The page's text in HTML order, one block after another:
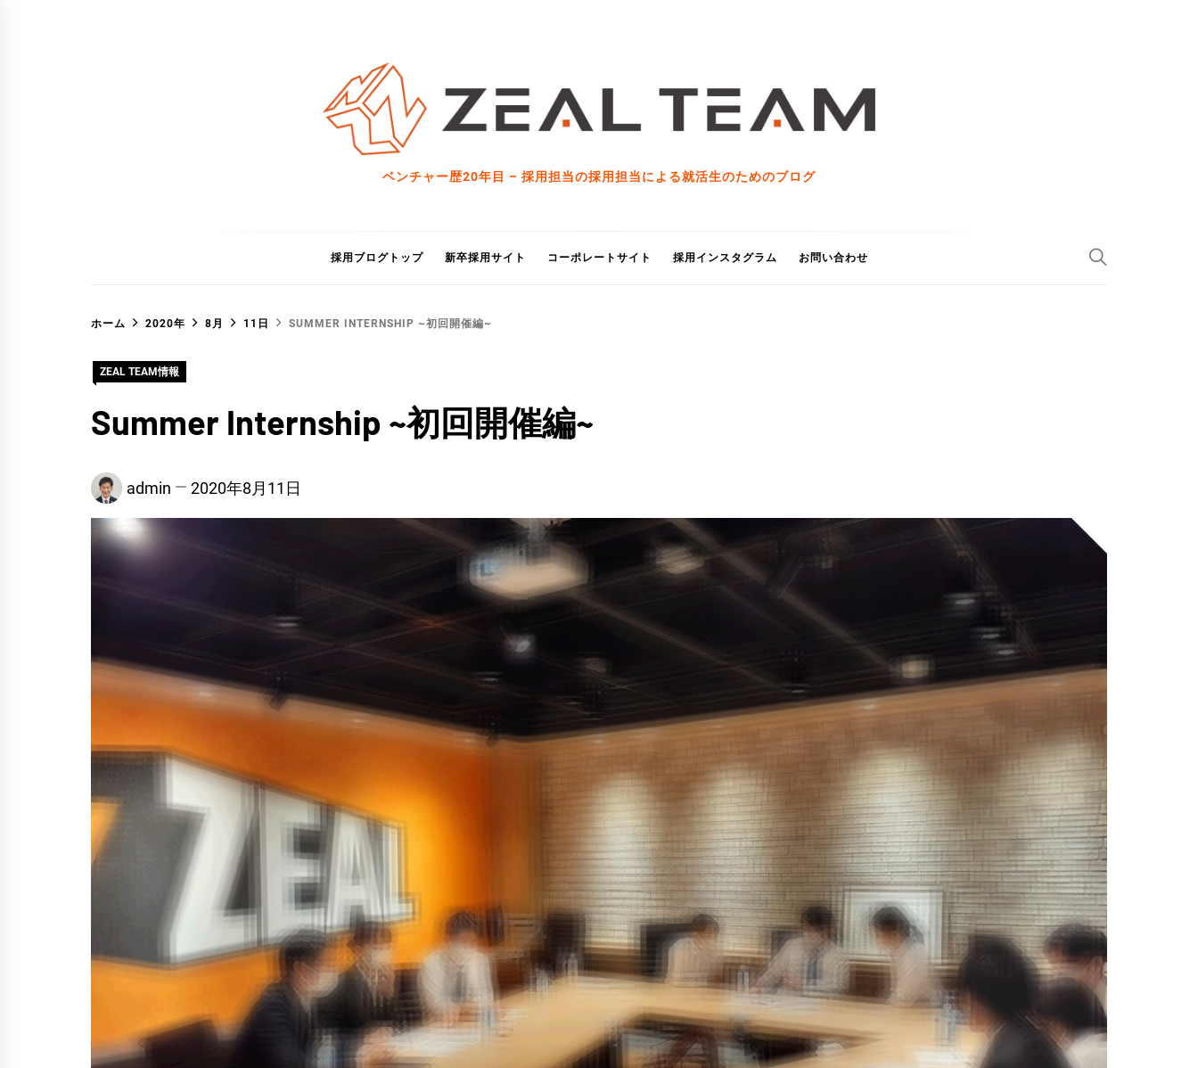
ベンチャー歴20年目 – 採用担当の採用担当による就活生のためのブログ
採用ブログトップ 新卒採用サイト コーポレートサイト 採用インスタグラム お問い合わせ
ホーム 2020年 8月 11日 SUMMER INTERNSHIP ~初回開催編~
ZEAL TEAM情報
Summer Internship ~初回開催編~
admin 2020年8月11日